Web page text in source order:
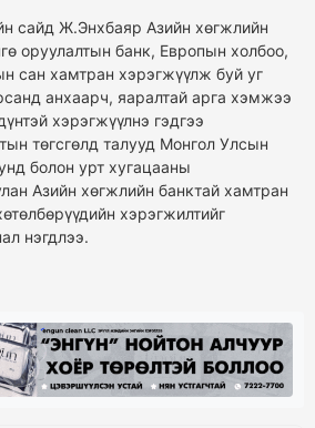
сайд Ж.Энхбаяр Азийн хөгжлийн
оруулалтын банк, Европын холбоо,
сан хамтран хэрэгжүүлж буй уг
анхаарч, яаралтай арга хэмжээ
хэрэгжүүлнэ гэдгээ
төгсгөлд талууд Монгол Улсын
болон урт хугацааны
Азийн хөгжлийн банктай хамтран
хэрэгжилтийг
нэгдлээ.